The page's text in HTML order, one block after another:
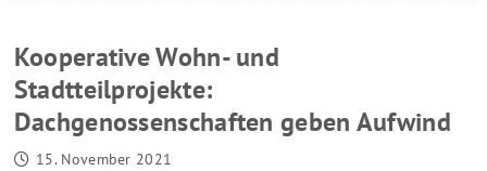
Kooperative Wohn- und
Stadtteilprojekte:
Dachgenossenschaften geben Aufwind
15. November 2021